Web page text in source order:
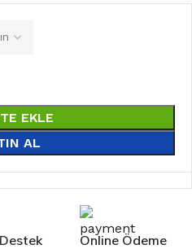
EKLE
AL
Online Ödeme